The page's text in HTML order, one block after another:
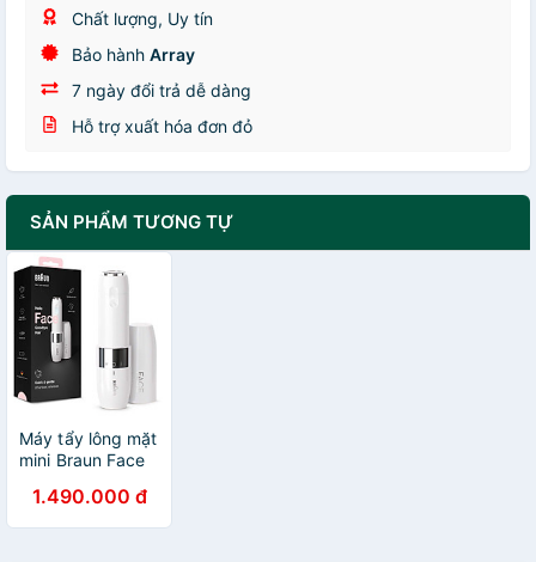
Chất lượng, Uy tín
Bảo hành Array
7 ngày đổi trả dễ dàng
Hỗ trợ xuất hóa đơn đỏ
SẢN PHẨM TƯƠNG TỰ
Máy tẩy lông mặt
mini Braun Face
Remover FS1000
1.490.000 đ